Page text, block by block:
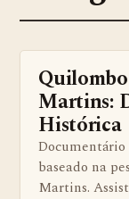
BENS
Martins:
Histórica
baseado na
Martins.